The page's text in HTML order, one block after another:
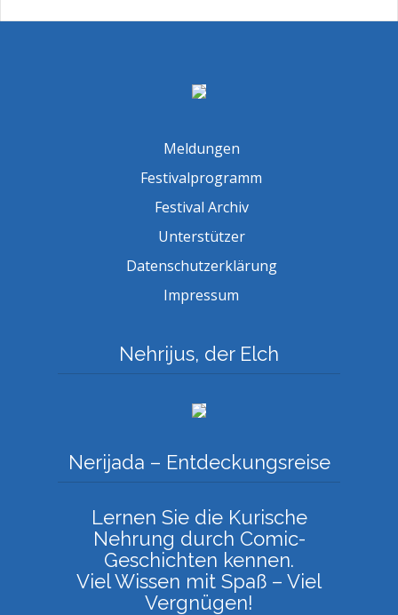
Meldungen
Festivalprogramm
Festival Archiv
Unterstützer
Datenschutzerklärung
Impressum
Nehrijus, der Elch
Nerijada – Entdeckungsreise
Lernen Sie die Kurische
Nehrung durch Comic-
Geschichten kennen.
Viel Wissen mit Spaß – Viel
Vergnügen!